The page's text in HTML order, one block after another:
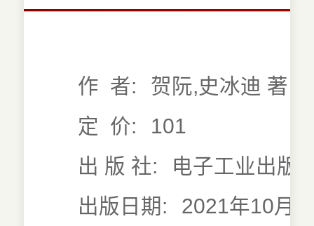
作 者:
贺阮,史冰迪 著
定 价:
101
出 版 社:
电子工业出版
出版日期:
2021年10月